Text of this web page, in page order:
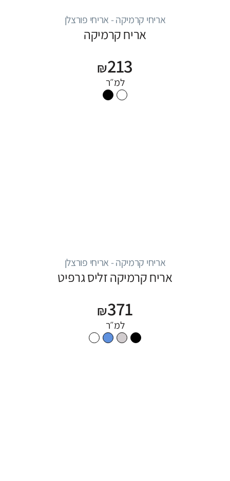
אריחי קרמיקה - אריחי פורצלן
אריח קרמיקה
₪213
למ״ר
אריחי קרמיקה - אריחי פורצלן
אריח קרמיקה זליס גרפיט
₪371
למ״ר